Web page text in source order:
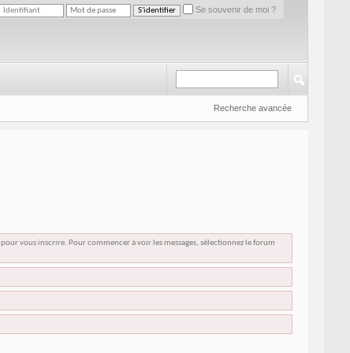
Se souvenir de moi ?
Recherche avancée
vous inscrire. Pour commencer à voir les messages, sélectionnez le forum